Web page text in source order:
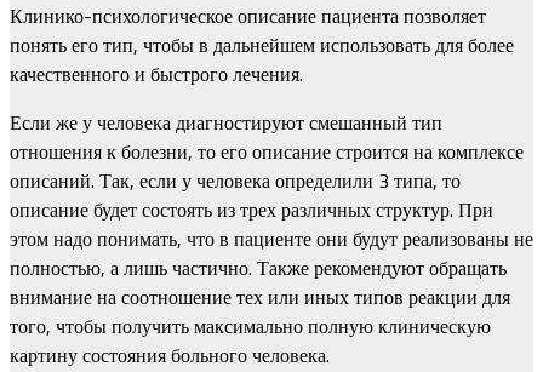
Клинико-психологическое описание пациента позволяет
понять его тип, чтобы в дальнейшем использовать для более
качественного и быстрого лечения.
Если же у человека диагностируют смешанный тип
отношения к болезни, то его описание строится на комплексе
описаний. Так, если у человека определили 3 типа, то
описание будет состоять из трех различных структур. При
этом надо понимать, что в пациенте они будут реализованы не
полностью, а лишь частично. Также рекомендуют обращать
внимание на соотношение тех или иных типов реакции для
того, чтобы получить максимально полную клиническую
картину состояния больного человека.